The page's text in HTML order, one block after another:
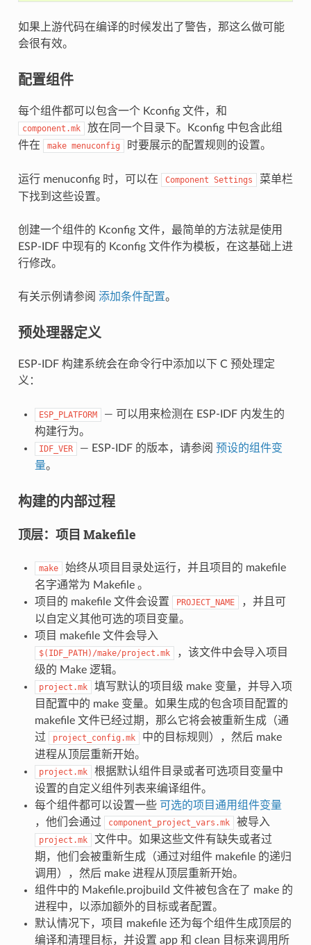
如果上游代码在编译的时候发出了警告，那这么做可能
会很有效。
配置组件
每个组件都可以包含一个 Kconfig 文件，和
component.mk
放在同一个目录下。Kconfig 中包含此组
件在
make menuconfig 时要展示的配置规则的设置。
运行 menuconfig 时，可以在 Component Settings
菜单栏
下找到这些设置。
创建一个组件的 Kconfig 文件，最简单的方法就是使用
ESP-IDF 中现有的 Kconfig 文件作为模板，在这基础上进
行修改。
有关示例请参阅 添加条件配置。
预处理器定义
ESP-IDF 构建系统会在命令行中添加以下 C 预处理定
义：
ESP_PLATFORM
— 可以用来检测在 ESP-IDF 内发生的
构建行为。
IDF_VER — ESP-IDF 的版本，请参阅 预设的组件变
量。
构建的内部过程
顶层：项目 Makefile
make
始终从项目目录处运行，并且项目的 makefile
名字通常为 Makefile 。
项目的 makefile 文件会设置
PROJECT_NAME
，并且可
以自定义其他可选的项目变量。
项目 makefile 文件会导入
$(IDF_PATH)/make/project.mk
，该文件中会导入项目
级的 Make 逻辑。
project.mk
填写默认的项目级 make 变量，并导入项
目配置中的 make 变量。如果生成的包含项目配置的
makefile 文件已经过期，那么它将会被重新生成（通
过
project_config.mk
中的目标规则），然后 make
进程从顶层重新开始。
project.mk
根据默认组件目录或者可选项目变量中
设置的自定义组件列表来编译组件。
每个组件都可以设置一些 可选的项目通用组件变量
，他们会通过
component_project_vars.mk 被导入
project.mk
文件中。如果这些文件有缺失或者过
期，他们会被重新生成（通过对组件 makefile 的递归
调用），然后 make 进程从顶层重新开始。
组件中的 Makefile.projbuild 文件被包含在了 make 的
进程中，以添加额外的目标或者配置。
默认情况下，项目 makefile 还为每个组件生成顶层的
编译和清理目标，并设置 app 和 clean 目标来调用所